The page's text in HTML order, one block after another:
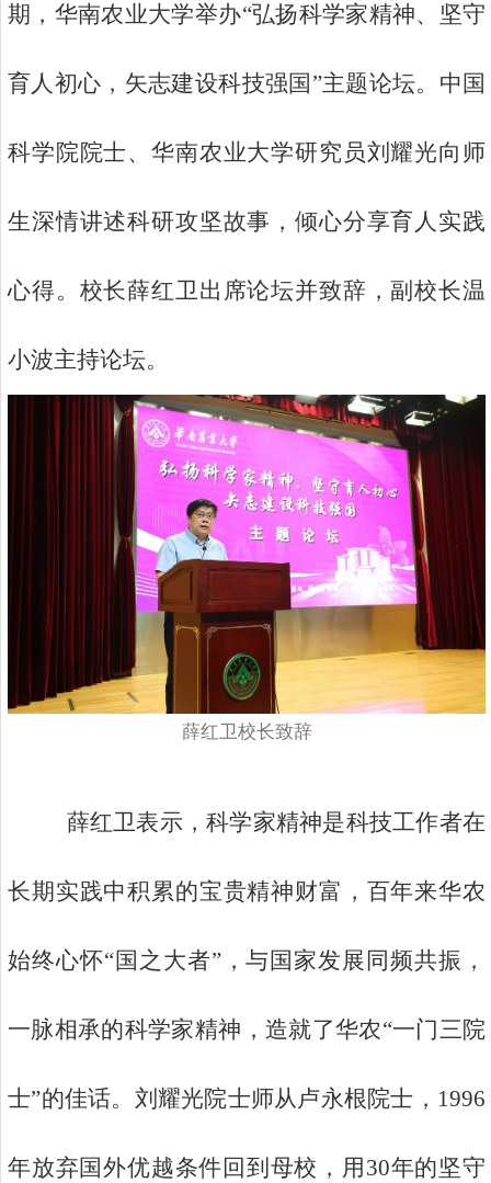
期，华南农业大学举办“弘扬科学家精神、坚守
育人初心，矢志建设科技强国”主题论坛。中国
科学院院士、华南农业大学研究员刘耀光向师
生深情讲述科研攻坚故事，倾心分享育人实践
心得。校长薛红卫出席论坛并致辞，副校长温
小波主持论坛。
薛红卫校长致辞
薛红卫表示，科学家精神是科技工作者在
长期实践中积累的宝贵精神财富，百年来华农
始终心怀“国之大者”，与国家发展同频共振，
一脉相承的科学家精神，造就了华农“一门三院
士”的佳话。刘耀光院士师从卢永根院士，1996
年放弃国外优越条件回到母校，用30年的坚守